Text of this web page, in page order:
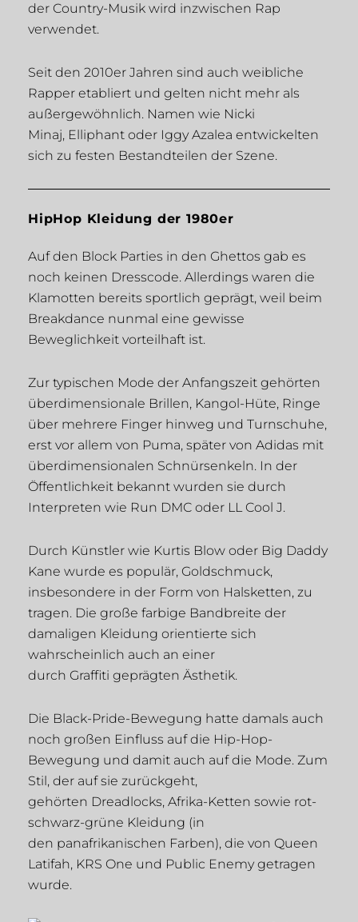
der Country-Musik wird inzwischen Rap
verwendet.
Seit den 2010er Jahren sind auch weibliche
Rapper etabliert und gelten nicht mehr als
außergewöhnlich. Namen wie Nicki
Minaj, Elliphant oder Iggy Azalea entwickelten
sich zu festen Bestandteilen der Szene.
HipHop Kleidung der 1980er
Auf den Block Parties in den Ghettos gab es
noch keinen Dresscode. Allerdings waren die
Klamotten bereits sportlich geprägt, weil beim
Breakdance nunmal eine gewisse
Beweglichkeit vorteilhaft ist.
Zur typischen Mode der Anfangszeit gehörten
überdimensionale Brillen, Kangol-Hüte, Ringe
über mehrere Finger hinweg und Turnschuhe,
erst vor allem von Puma, später von Adidas mit
überdimensionalen Schnürsenkeln. In der
Öffentlichkeit bekannt wurden sie durch
Interpreten wie Run DMC oder LL Cool J.
Durch Künstler wie Kurtis Blow oder Big Daddy
Kane wurde es populär, Goldschmuck,
insbesondere in der Form von Halsketten, zu
tragen. Die große farbige Bandbreite der
damaligen Kleidung orientierte sich
wahrscheinlich auch an einer
durch Graffiti geprägten Ästhetik.
Die Black-Pride-Bewegung hatte damals auch
noch großen Einfluss auf die Hip-Hop-
Bewegung und damit auch auf die Mode. Zum
Stil, der auf sie zurückgeht,
gehörten Dreadlocks, Afrika-Ketten sowie rot-
schwarz-grüne Kleidung (in
den panafrikanischen Farben), die von Queen
Latifah, KRS One und Public Enemy getragen
wurde.